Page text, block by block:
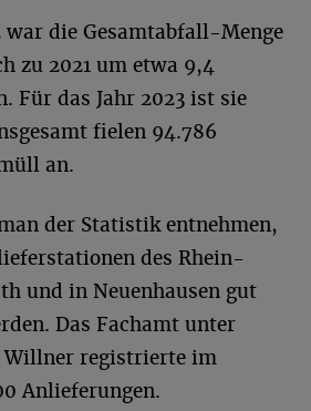
war die Gesamtabfall-Menge
zu 2021 um etwa 9,4
Für das Jahr 2023 ist sie
fielen 94.786
an.
der Statistik entnehmen,
des Rhein-
und in Neuenhausen gut
Das Fachamt unter
Willner registrierte im
Anlieferungen.